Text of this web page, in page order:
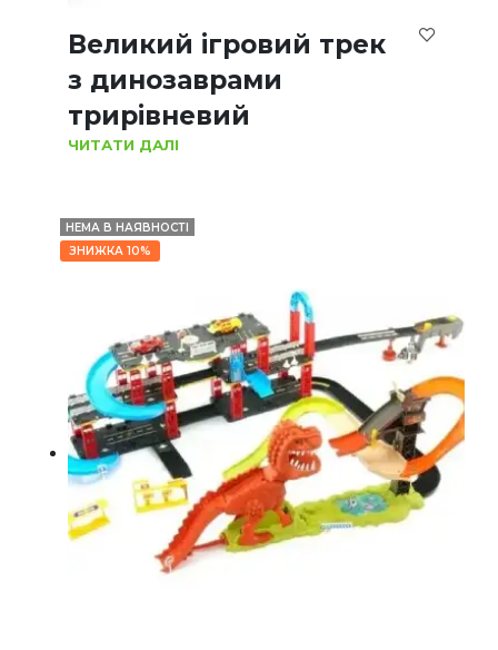
Великий ігровий трек
з динозаврами
трирівневий
ЧИТАТИ ДАЛІ
НЕМА В НАЯВНОСТІ
ЗНИЖКА 10%